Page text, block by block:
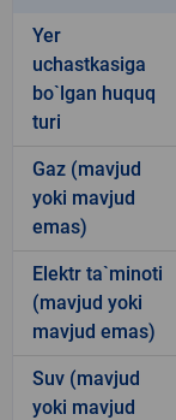
Yer
uchastkasiga
bo`lgan huquq
turi
Gaz (mavjud
yoki mavjud
emas)
Elektr ta`minoti
(mavjud yoki
mavjud emas)
Suv (mavjud
yoki mavjud